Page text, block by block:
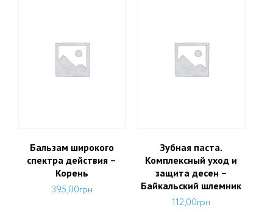
Бальзам широкого
спектра действия –
Корень
395,00грн
Зубная паста.
Комплексный уход и
защита десен –
Байкальский шлемник
112,00грн